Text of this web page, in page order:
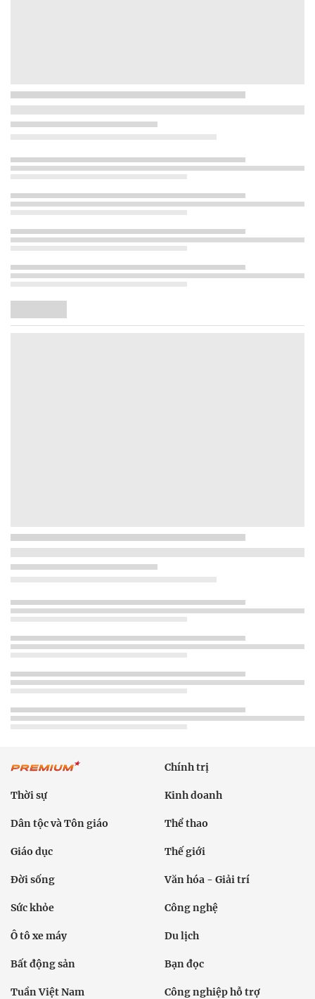
Chính trị
Thời sự Kinh doanh
Dân tộc và Tôn giáo Thể thao
Giáo dục Thế giới
Đời sống Văn hóa - Giải trí
Sức khỏe Công nghệ
Ô tô xe máy Du lịch
Bất động sản Bạn đọc
Tuần Việt Nam Công nghiệp hỗ trợ